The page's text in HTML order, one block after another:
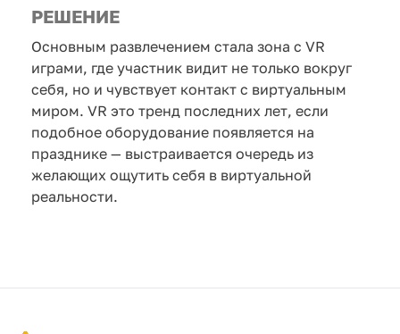
РЕШЕНИЕ
Основным развлечением стала зона с VR
играми, где участник видит не только вокруг
себя, но и чувствует контакт с виртуальным
миром. VR это тренд последних лет, если
подобное оборудование появляется на
празднике — выстраивается очередь из
желающих ощутить себя в виртуальной
реальности.